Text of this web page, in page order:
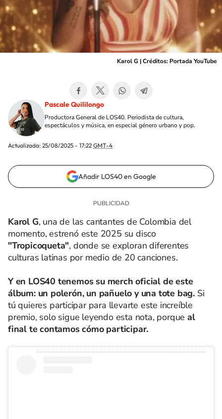
Karol G | Créditos: Portada YouTube
Pascale Quililongo
Productora General de LOS40. Periodista de cultura,
espectáculos y música, en especial género urbano y pop.
Actualizada: 25/08/2025 - 17:22 GMT-4
Añadir LOS40 en Google
Karol G, una de las cantantes de Colombia del
momento, estrenó este 2025 su disco
"Tropicoqueta", donde se exploran diferentes
culturas latinas por medio de 20 canciones.
Y en LOS40 tenemos su merch oficial de este
álbum: un polerón, un pañuelo y una tote bag. Si
tú quieres participar para llevarte este increíble
premio, solo sigue leyendo esta nota, porque al
final te contamos cómo participar.